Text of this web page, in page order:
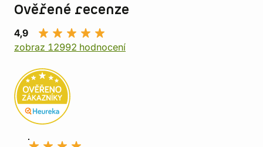
Ověřené recenze
4,9
zobraz 12992 hodnocení